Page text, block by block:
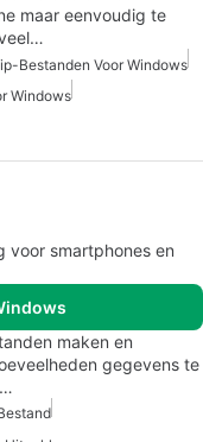
maar eenvoudig te
Bestanden Voor Windows
Windows
voor smartphones en
maken en
gegevens te